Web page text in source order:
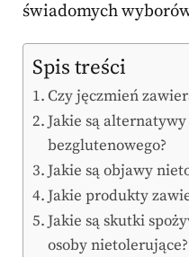
świadomych
Spis treści
Czy jęczmień
Jakie są
bezglutenowego?
Jakie są objawy
Jakie produkty
Jakie są skutki
osoby nietolerujące?